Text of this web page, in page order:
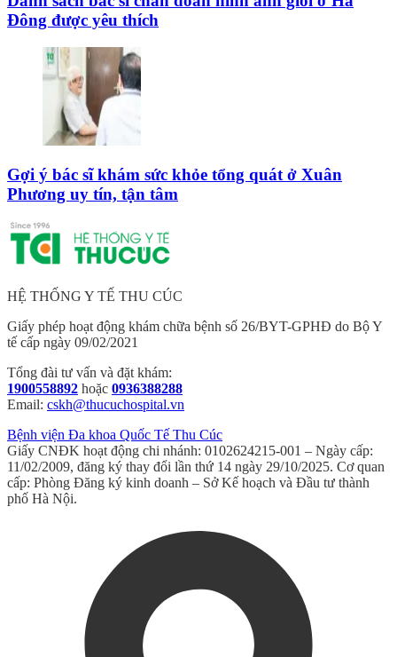
Đông được yêu thích
Gợi ý bác sĩ khám sức khỏe tổng quát ở Xuân
Phương uy tín, tận tâm
HỆ THỐNG Y TẾ THU CÚC
Giấy phép hoạt động khám chữa bệnh số 26/BYT-GPHĐ do Bộ Y
tế cấp ngày 09/02/2021
Tổng đài tư vấn và đặt khám:
1900558892 hoặc 0936388288
Email: cskh@thucuchospital.vn
Bệnh viện Đa khoa Quốc Tế Thu Cúc
Giấy CNĐK hoạt động chi nhánh: 0102624215-001 – Ngày cấp:
11/02/2009, đăng ký thay đổi lần thứ 14 ngày 29/10/2025. Cơ quan
cấp: Phòng Đăng ký kinh doanh – Sở Kế hoạch và Đầu tư thành
phố Hà Nội.